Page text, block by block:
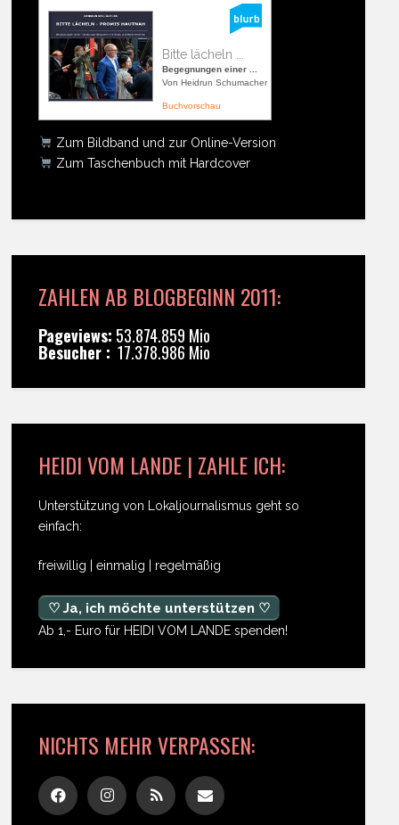
Bitte lächeln ...
Begegnungen einer ...
Von Heidrun Schumacher
Buchvorschau
Zum Bildband und zur Online-Version
Zum Taschenbuch mit Hardcover
ZAHLEN AB BLOGBEGINN 2011:
Pageviews: 53.874.859 Mio
Besucher : 17.378.986 Mio
HEIDI VOM LANDE | ZAHLE ICH:
Unterstützung von Lokaljournalismus geht so
einfach:
freiwillig | einmalig | regelmäßig
♡ Ja, ich möchte unterstützen ♡
Ab 1,- Euro für HEIDI VOM LANDE spenden!
NICHTS MEHR VERPASSEN: